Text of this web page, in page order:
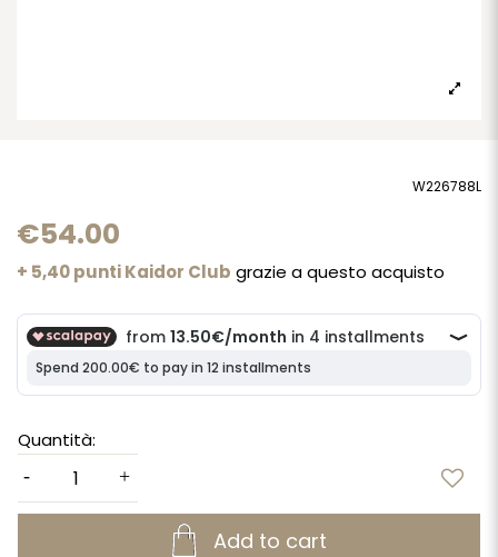
W226788L
€54.00
+ 5,40 punti Kaidor Club grazie a questo acquisto
Quantità:
Add to cart